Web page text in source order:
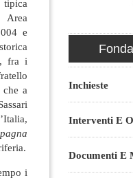
tipica
Area
e
fra i
a
i
Inchieste
Interventi E
Documenti E